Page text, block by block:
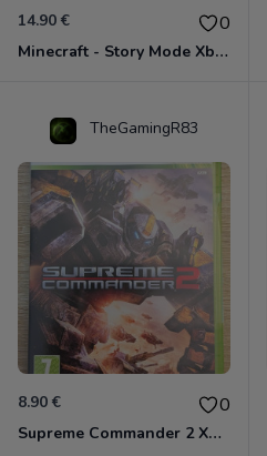
14.90 € 0
Minecraft - Story Mode Xbox 360
TheGamingR83
8.90 € 0
Supreme Commander 2 Xbox 360